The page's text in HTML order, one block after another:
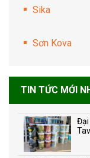
Sika
Sơn Kova
TIN TỨC MỚI
Đại